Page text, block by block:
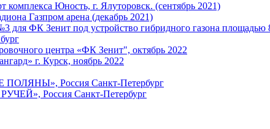
комплекса Юность, г. Ялуторовск. (сентябрь 2021)
Газпром арена (декабрь 2021)
для ФК Зенит под устройство гибридного газона
центра «ФК Зенит", октябрь 2022
г. Курск, ноябрь 2022
ПОЛЯНЫ», Россия Санкт-Петербург
Россия Санкт-Петербург